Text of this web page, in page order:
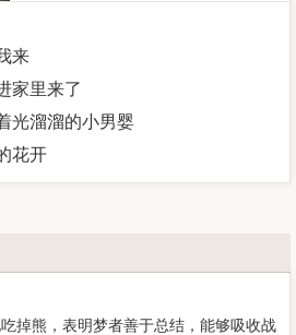
来
家里来了
光溜溜的小男婴
花开
掉熊，表明梦者善于总结，能够吸收战